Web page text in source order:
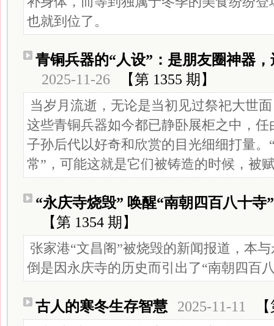
也就到位了。
青铜兵器的“人设”：是朋友圈神器
2025-11-26
【第 1355 期】
当岁月流逝，无论是当初见过祭祀大世
这些青铜兵器如今都已静卧展柜之中，
子孙后代以好奇和欣赏的目光细细打量。
常”，可能这就是它们被铸造的时候，被
“永庆寺烧毁” 唤醒“南朝四百八十寺
【第 1354 期】
张家港“文昌阁”被烧毁的新闻报道，本
倒是因永庆寺的历史而引出了“南朝四百
古人的寒冬生存智慧 2025-11-11